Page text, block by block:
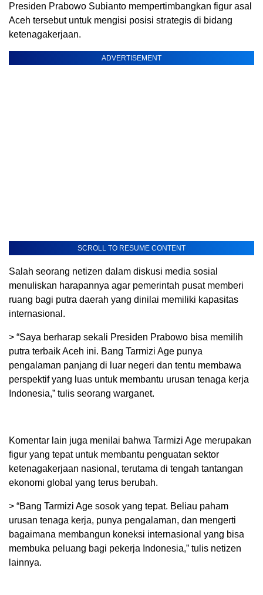
Presiden Prabowo Subianto mempertimbangkan figur asal
Aceh tersebut untuk mengisi posisi strategis di bidang
ketenagakerjaan.
ADVERTISEMENT
SCROLL TO RESUME CONTENT
Salah seorang netizen dalam diskusi media sosial
menuliskan harapannya agar pemerintah pusat memberi
ruang bagi putra daerah yang dinilai memiliki kapasitas
internasional.
> “Saya berharap sekali Presiden Prabowo bisa memilih
putra terbaik Aceh ini. Bang Tarmizi Age punya
pengalaman panjang di luar negeri dan tentu membawa
perspektif yang luas untuk membantu urusan tenaga kerja
Indonesia,” tulis seorang warganet.
Komentar lain juga menilai bahwa Tarmizi Age merupakan
figur yang tepat untuk membantu penguatan sektor
ketenagakerjaan nasional, terutama di tengah tantangan
ekonomi global yang terus berubah.
> “Bang Tarmizi Age sosok yang tepat. Beliau paham
urusan tenaga kerja, punya pengalaman, dan mengerti
bagaimana membangun koneksi internasional yang bisa
membuka peluang bagi pekerja Indonesia,” tulis netizen
lainnya.